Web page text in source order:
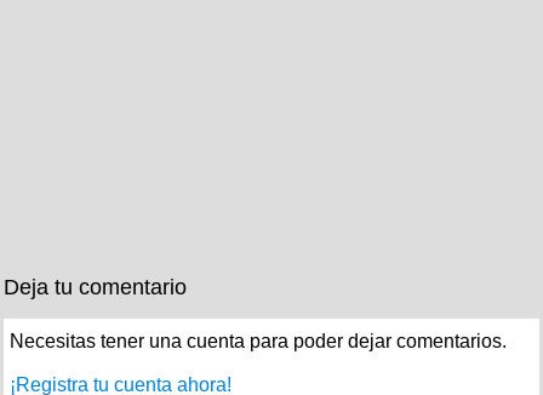
Deja tu comentario
Necesitas tener una cuenta para poder dejar comentarios.
¡Registra tu cuenta ahora!